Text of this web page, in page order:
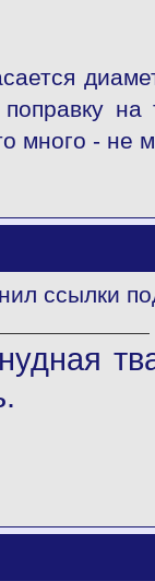
поправку
много - не
ссылки